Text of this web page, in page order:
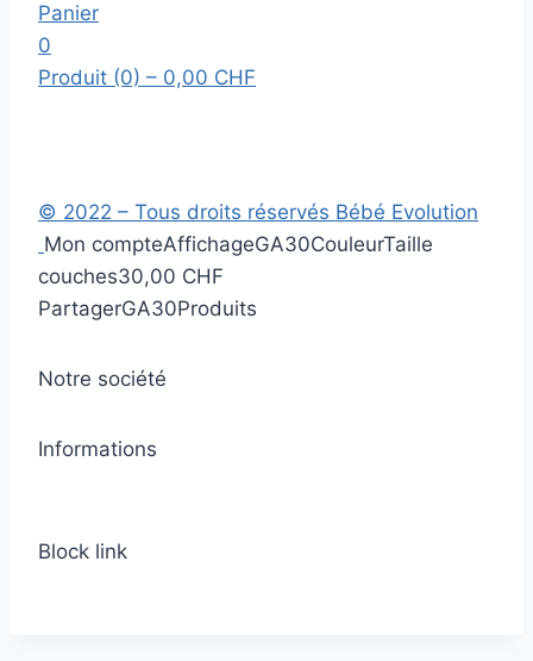
Panier
0
Produit (0) – 0,00 CHF
© 2022 – Tous droits réservés Bébé Evolution
Mon compteAffichageGA30CouleurTaille
couches30,00 CHF
PartagerGA30Produits
Notre société
Informations
Block link